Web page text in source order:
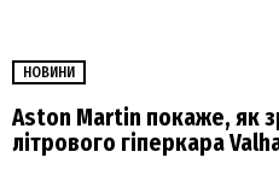
НОВИНИ
Aston Martin покаже, як
літрового гіперкара